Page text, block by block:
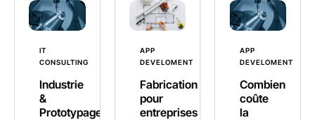
IT
CONSULTING
Industrie
&
Prototypage
APP
DEVELOMENT
Fabrication
pour
entreprises
APP
DEVELOMENT
Combien
coûte
la